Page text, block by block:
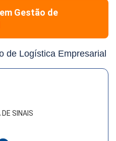
Gestão de
de Logística Empresarial
SINAIS